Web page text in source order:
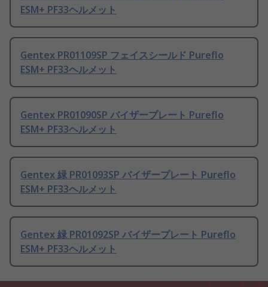
ESM+ PF33ヘルメット
Gentex PR01109SP フェイスシールド Pureflo
ESM+ PF33ヘルメット
Gentex PR01090SP バイザープレート Pureflo
ESM+ PF33ヘルメット
Gentex 緑 PR01093SP バイザープレート Pureflo
ESM+ PF33ヘルメット
Gentex 緑 PR01092SP バイザープレート Pureflo
ESM+ PF33ヘルメット